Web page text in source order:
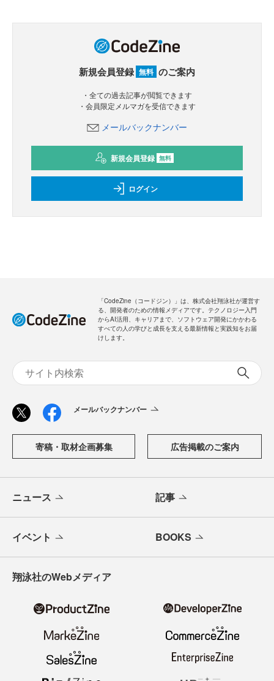
新規会員登録 無料 のご案内
・全ての過去記事が閲覧できます
・会員限定メルマガを受信できます
メールバックナンバー
新規会員登録 無料
ログイン
「CodeZine（コードジン）」は、株式会社翔泳社が運営す
る、開発者のための情報メディアです。テクノロジー入門
からAI活用、キャリアまで、ソフトウェア開発にかかわる
すべての人の学びと成長を支える最新情報と実践知をお届
けします。
メールバックナンバー
寄稿・取材企画募集 広告掲載のご案内
ニュース 記事
イベント BOOKS
翔泳社のWebメディア